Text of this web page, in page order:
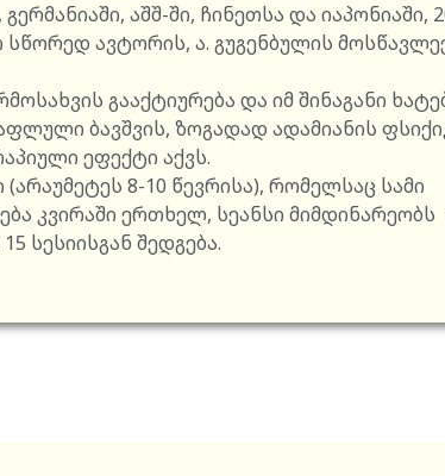
აშშ-ში, ჩინეთსა და იაპონიაში,
ავტორის, ა. გუგენბულის
გააქტიურება და იმ შინაგანი
ბავშვის, ზოგადად ადამიანის
ეფექტი აქვს.
8-10 წევრისა), რომელსაც სამი
კვირაში ერთხელ, სეანსი მიმდინარეობს
სესიისგან შედგება.